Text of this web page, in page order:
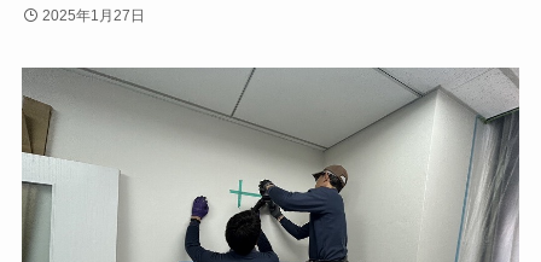
2025年1月27日